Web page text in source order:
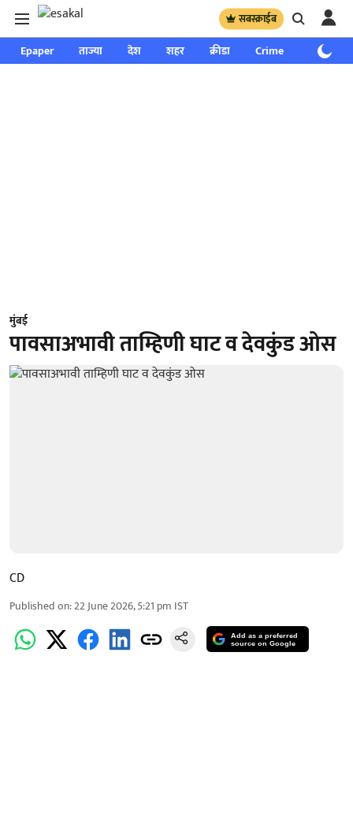
सबस्क्राईब
Epaper ताज्या देश शहर क्रीडा Crime साप्ताहिक
मुंबई
पावसाअभावी ताम्हिणी घाट व देवकुंड ओस
CD
Published on:22 June 2026, 5:21 pm IST
Add as a preferred
source on Google